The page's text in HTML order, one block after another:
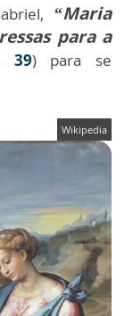
“Maria
para a
39) para se
Wikipedia